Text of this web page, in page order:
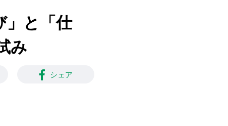
」と「仕
み
シェア